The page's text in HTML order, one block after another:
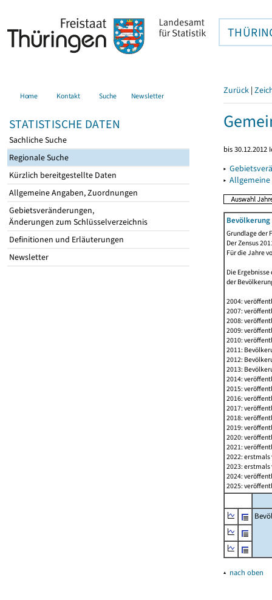
Home Kontakt Suche Newsletter
STATISTISCHE DATEN
Sachliche Suche
Regionale Suche
Kürzlich bereitgestellte Daten
Allgemeine Angaben, Zuordnungen
Gebietsveränderungen,
Änderungen zum Schlüsselverzeichnis
Definitionen und Erläuterungen
Newsletter
Zurück |
bis 30.12.2012
▸
▸
Grundlage der
Der Zensus
Für die Jahre
Die
der
2004:
2007:
2008:
2009:
2010:
2011:
2012:
2013:
2014:
2015:
2016:
2017:
2018:
2019:
2020:
2021:
2022:
2023:
2024:
2025:
▴ nach oben